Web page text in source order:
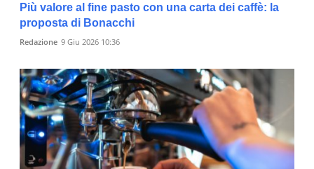
Più valore al fine pasto con una carta dei caffè: la
proposta di Bonacchi
Redazione 9 Giu 2026 10:36